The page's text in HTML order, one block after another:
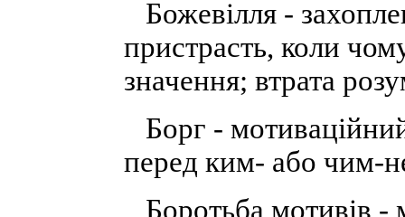
Божевілля -
пристрасть, коли
значення; втрата
Борг -
перед ким- або чим-
Боротьба мотивів -